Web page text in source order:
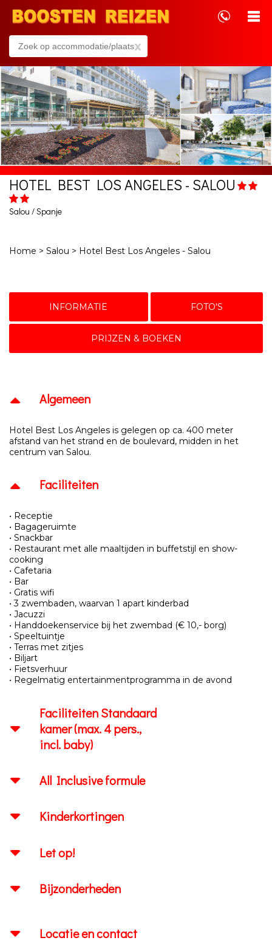
x
HOTEL BEST LOS ANGELES - SALOU
Salou / Spanje
Home > Salou > Hotel Best Los Angeles - Salou
INFORMATIE FOTO'S
PRIJZEN & BOEKEN
Algemeen
Hotel Best Los Angeles is gelegen op ca. 400 meter
afstand van het strand en de boulevard, midden in het
centrum van Salou.
Faciliteiten
• Receptie
• Bagageruimte
• Snackbar
• Restaurant met alle maaltijden in buffetstijl en show-
cooking
• Cafetaria
• Bar
• Gratis wifi
• 3 zwembaden, waarvan 1 apart kinderbad
• Jacuzzi
• Handdoekenservice bij het zwembad (€ 10,- borg)
• Speeltuintje
• Terras met zitjes
• Biljart
• Fietsverhuur
• Regelmatig entertainmentprogramma in de avond
Faciliteiten Standaard
kamer (max. 4 pers.,
incl. baby)
All Inclusive formule
Kinderkortingen
Let op!
Bijzonderheden
Locatie en contact